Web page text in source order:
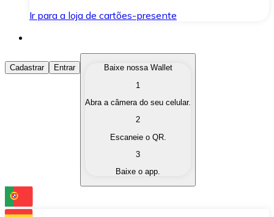
Ir para a loja de cartões-presente
Comprar Criptomoedas
Compre as criptomoedas de seu interesse de forma
Converta suas criptomoedas em moeda fiduciária
Troque uma criptomoeda por outra
Cadastrar Entrar
Baixe nossa Wallet
1
Abra a câmera do seu celular.
2
Escaneie o QR.
3
Baixe o app.